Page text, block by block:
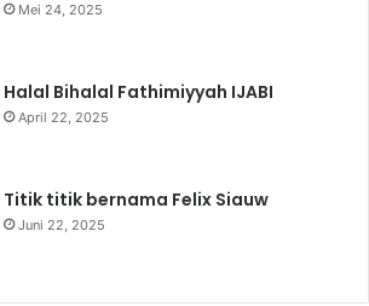
Mei 24, 2025
Halal Bihalal Fathimiyyah IJABI
April 22, 2025
Titik titik bernama Felix Siauw
Juni 22, 2025